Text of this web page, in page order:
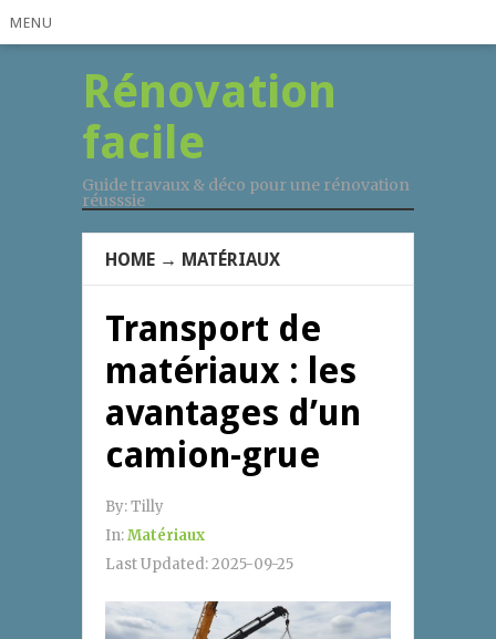
MENU
Rénovation
facile
Guide travaux & déco pour une rénovation
réusssie
HOME → MATÉRIAUX
Transport de
matériaux : les
avantages d’un
camion-grue
By:Tilly
In:Matériaux
Last Updated:2025-09-25